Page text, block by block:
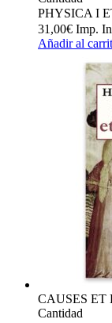
PHYSICA I
31,00€ Imp.
Añadir al
CAUSES ET
Cantidad